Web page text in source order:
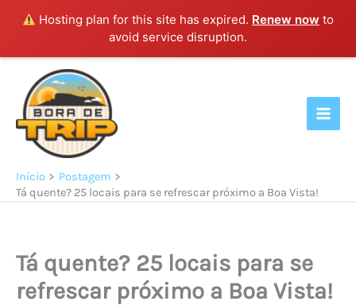
Hosting plan for this site has expired. Renew now to
avoid service disruption.
conteúdo
Início
Postagem
Tá quente? 25 locais para se refrescar próximo a Boa Vista!
Tá quente? 25 locais para se
refrescar próximo a Boa Vista!